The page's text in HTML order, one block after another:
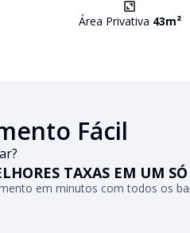
Área Privativa 43m²
Fácil
TAXAS EM UM
em minutos com todos os